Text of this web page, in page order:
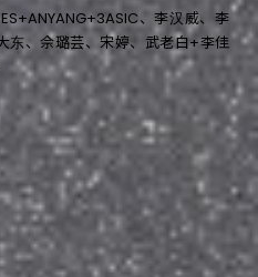
、李汉威、李
东、佘璐芸、宋婷、武老白+李佳